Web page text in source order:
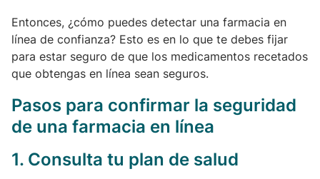
Entonces, ¿cómo puedes detectar una farmacia en
línea de confianza? Esto es en lo que te debes fijar
para estar seguro de que los medicamentos recetados
que obtengas en línea sean seguros.
Pasos para confirmar la seguridad
de una farmacia en línea
1. Consulta tu plan de salud